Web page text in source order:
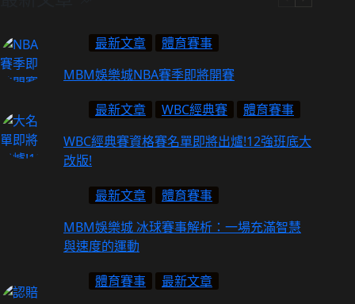
最新文章
體育賽事
MBM娛樂城NBA賽季即將開賽
最新文章
WBC經典賽
體育賽事
WBC經典賽資格賽名單即將出爐!12強班底大
改版!
最新文章
體育賽事
MBM娛樂城 冰球賽事解析：一場充滿智慧
與速度的運動
體育賽事
最新文章